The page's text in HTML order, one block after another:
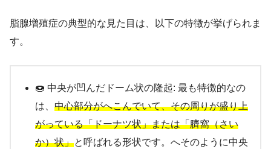
脂腺増殖症の典型的な見た目は、以下の特徴が挙げられま
す。
🍩 中央が凹んだドーム状の隆起: 最も特徴的なの
は、 中心部分がへこんでいて、その周りが盛り上
がっている「ドーナツ状」または「臍窩（さい
か）状」と呼ばれる形状です。へそのように中央